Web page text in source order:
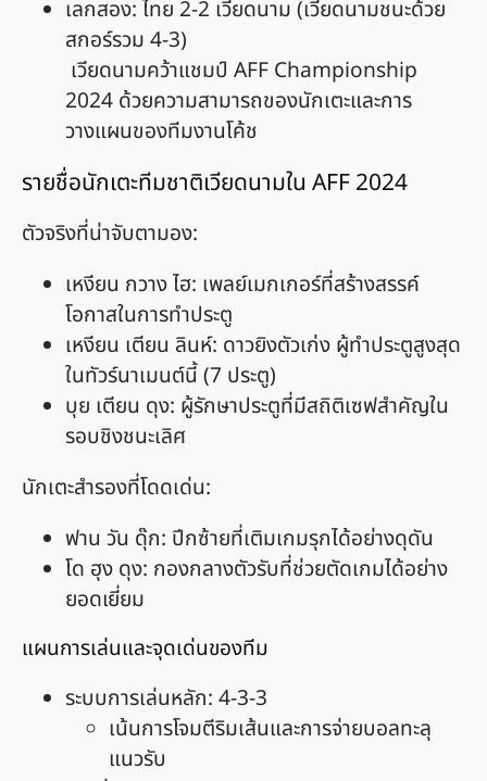
เลกสอง: ไทย 2-2 เวียดนาม (เวียดนามชนะด้วย
สกอร์รวม 4-3)
เวียดนามคว้าแชมป์ AFF Championship
2024 ด้วยความสามารถของนักเตะและการ
วางแผนของทีมงานโค้ช
รายชื่อนักเตะทีมชาติเวียดนามใน AFF 2024
ตัวจริงที่น่าจับตามอง:
เหงียน กวาง ไฮ: เพลย์เมกเกอร์ที่สร้างสรรค์
โอกาสในการทำประตู
เหงียน เตียน ลินห์: ดาวยิงตัวเก่ง ผู้ทำประตูสูงสุด
ในทัวร์นาเมนต์นี้ (7 ประตู)
บุย เตียน ดุง: ผู้รักษาประตูที่มีสถิติเซฟสำคัญใน
รอบชิงชนะเลิศ
นักเตะสำรองที่โดดเด่น:
ฟาน วัน ดุ๊ก: ปีกซ้ายที่เติมเกมรุกได้อย่างดุดัน
โด ฮุง ดุง: กองกลางตัวรับที่ช่วยตัดเกมได้อย่าง
ยอดเยี่ยม
แผนการเล่นและจุดเด่นของทีม
ระบบการเล่นหลัก: 4-3-3
เน้นการโจมตีริมเส้นและการจ่ายบอลทะลุ
แนวรับ